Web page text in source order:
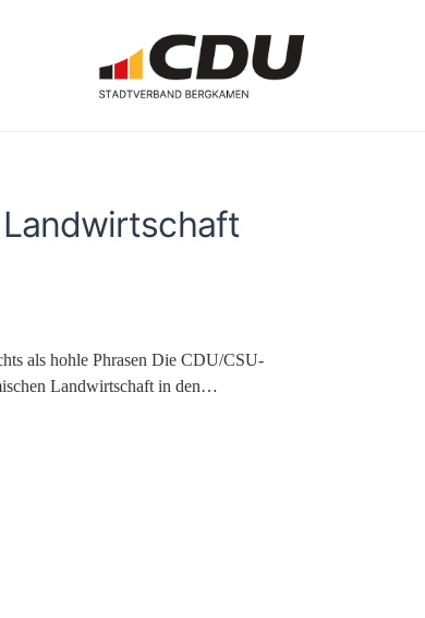
als hohle Phrasen Die CDU/CSU-
Landwirtschaft in den…